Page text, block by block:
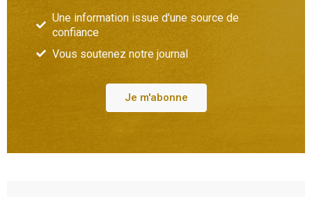
Une information issue d'une source de
confiance
Vous soutenez notre journal
Je m'abonne